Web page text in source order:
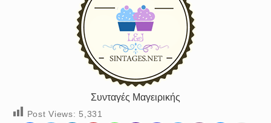
Συνταγές Μαγειρικής
Post Views: 5,331